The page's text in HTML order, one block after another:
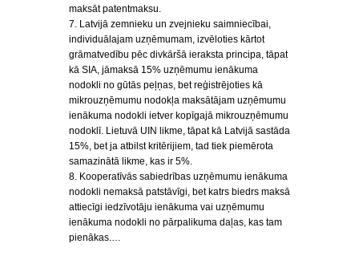
maksāt patentmaksu.
7. Latvijā zemnieku un zvejnieku saimniecībai,
individuālajam uzņēmumam, izvēloties kārtot
grāmatvedību pēc divkāršā ieraksta principa, tāpat
kā SIA, jāmaksā 15% uzņēmumu ienākuma
nodokli no gūtās peļņas, bet reģistrējoties kā
mikrouzņēmumu nodokļa maksātājam uzņēmumu
ienākuma nodokli ietver kopīgajā mikrouzņēmumu
nodoklī. Lietuvā UIN likme, tāpat kā Latvijā sastāda
15%, bet ja atbilst kritērijiem, tad tiek piemērota
samazinātā likme, kas ir 5%.
8. Kooperatīvās sabiedrības uzņēmumu ienākuma
nodokli nemaksā patstāvīgi, bet katrs biedrs maksā
attiecīgi iedzīvotāju ienākuma vai uzņēmumu
ienākuma nodokli no pārpalikuma daļas, kas tam
pienākas.…